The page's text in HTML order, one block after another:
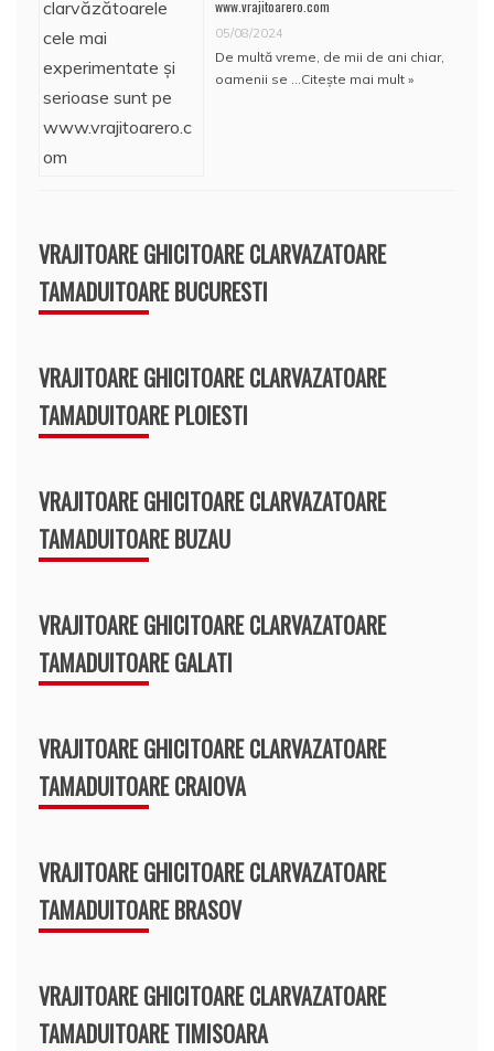
www.vrajitoarero.com
05/08/2024
De multă vreme, de mii de ani chiar,
oamenii se … Citește mai mult »
VRAJITOARE GHICITOARE CLARVAZATOARE
TAMADUITOARE BUCURESTI
VRAJITOARE GHICITOARE CLARVAZATOARE
TAMADUITOARE PLOIESTI
VRAJITOARE GHICITOARE CLARVAZATOARE
TAMADUITOARE BUZAU
VRAJITOARE GHICITOARE CLARVAZATOARE
TAMADUITOARE GALATI
VRAJITOARE GHICITOARE CLARVAZATOARE
TAMADUITOARE CRAIOVA
VRAJITOARE GHICITOARE CLARVAZATOARE
TAMADUITOARE BRASOV
VRAJITOARE GHICITOARE CLARVAZATOARE
TAMADUITOARE TIMISOARA